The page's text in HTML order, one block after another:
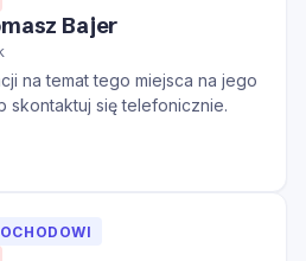
Bajer
na temat tego miejsca na jego
skontaktuj się telefonicznie.